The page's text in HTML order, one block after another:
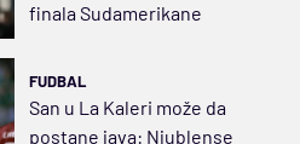
finala Sudamerikane
FUDBAL
San u La Kaleri može da
postane java: Njublense